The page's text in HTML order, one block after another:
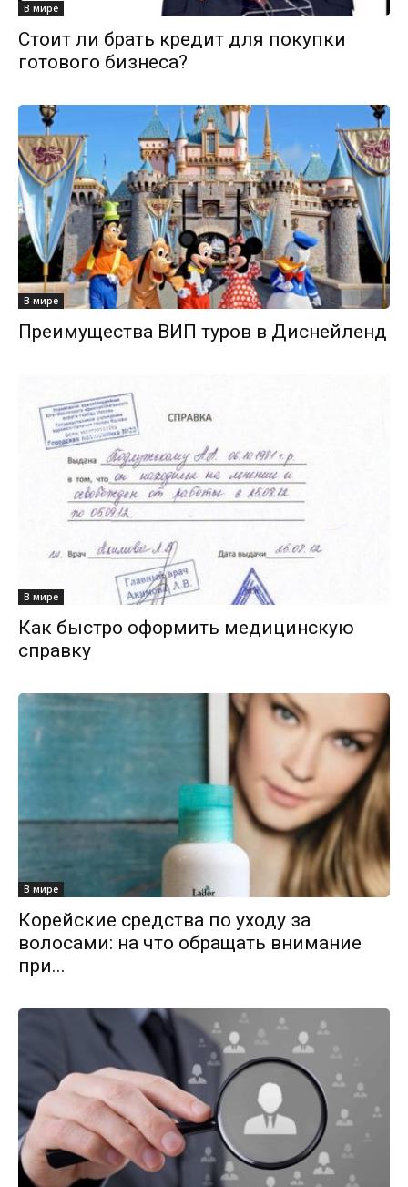
В мире
Стоит ли брать кредит для покупки
готового бизнеса?
В мире
Преимущества ВИП туров в Диснейленд
В мире
Как быстро оформить медицинскую
справку
В мире
Корейские средства по уходу за
волосами: на что обращать внимание
при...